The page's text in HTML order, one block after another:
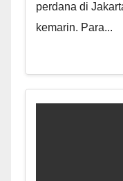
perdana di
kemarin. Para...